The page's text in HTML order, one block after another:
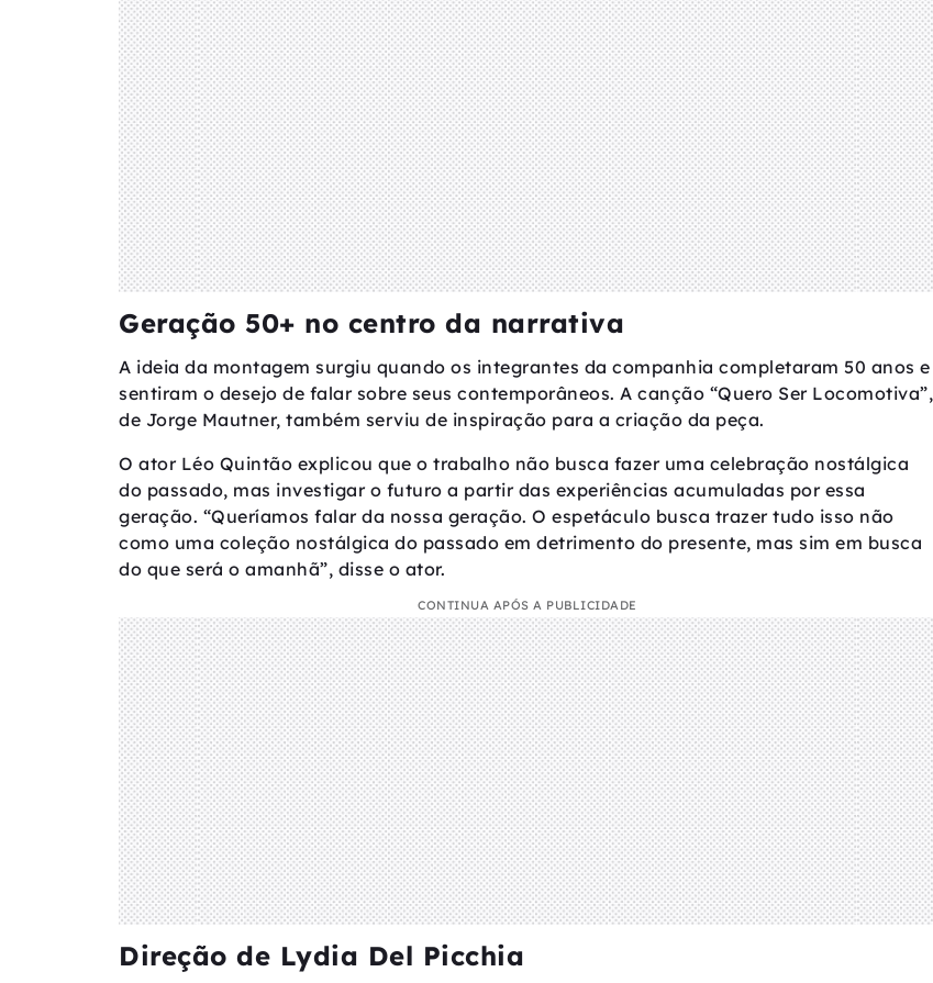
Geração 50+ no centro da narrativa
A ideia da montagem surgiu quando os integrantes da companhia completaram 50 anos e
sentiram o desejo de falar sobre seus contemporâneos. A canção “Quero Ser Locomotiva”,
de Jorge Mautner, também serviu de inspiração para a criação da peça.
O ator Léo Quintão explicou que o trabalho não busca fazer uma celebração nostálgica
do passado, mas investigar o futuro a partir das experiências acumuladas por essa
geração. “Queríamos falar da nossa geração. O espetáculo busca trazer tudo isso não
como uma coleção nostálgica do passado em detrimento do presente, mas sim em busca
do que será o amanhã”, disse o ator.
CONTINUA APÓS A PUBLICIDADE
Direção de Lydia Del Picchia